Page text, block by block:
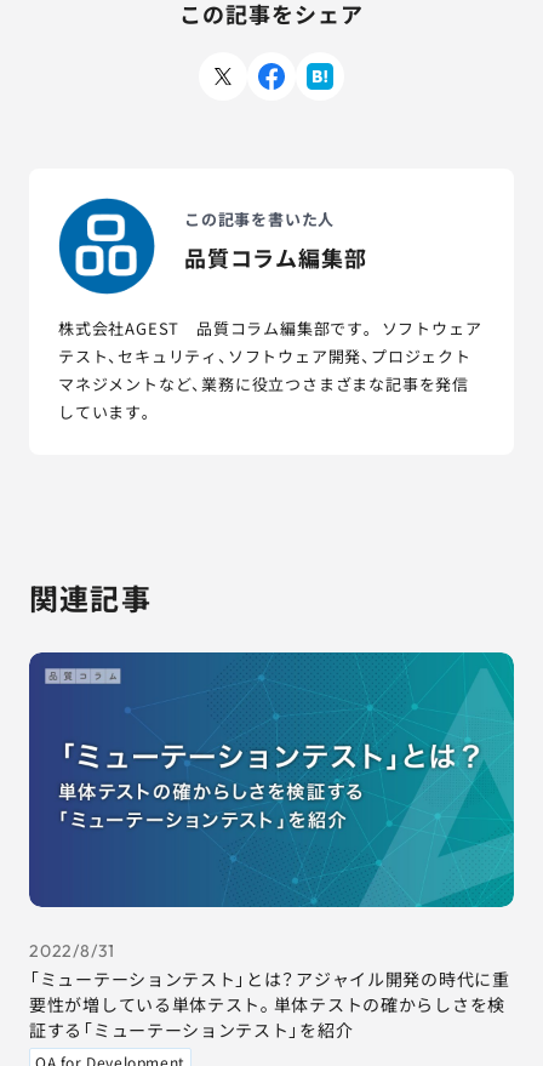
この記事をシェア
この記事を書いた人
品質コラム編集部
株式会社AGEST 品質コラム編集部です。 ソフトウェア
テスト、セキュリティ、ソフトウェア開発、プロジェクト
マネジメントなど、業務に役立つさまざまな記事を発信
しています。
関連記事
2022/8/31
「ミューテーションテスト」とは？アジャイル開発の時代に重
要性が増している単体テスト。単体テストの確からしさを検
証する「ミューテーションテスト」を紹介